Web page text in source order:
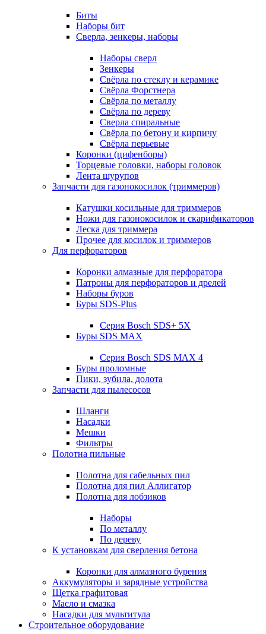
Биты
Наборы бит
Сверла, зенкеры, наборы
Наборы сверл
Зенкеры
Свёрла по стеклу и керамике
Свёрла Форстнера
Свёрла по металлу
Свёрла по дереву
Сверла спиральные
Свёрла по бетону и кирпичу
Свёрла перьевые
Коронки (цифенборы)
Торцевые головки, наборы головок
Лента шурупов
Запчасти для газонокосилок (триммеров)
Катушки косильные для триммеров
Ножи для газонокосилок и скарификаторов
Леска для триммера
Прочее для косилок и триммеров
Для перфораторов
Коронки алмазные для перфоратора
Патроны для перфораторов и дрелей
Наборы буров
Буры SDS-Plus
Серия Bosch SDS+ 5X
Буры SDS MAX
Серия Bosch SDS MAX 4
Буры проломные
Пики, зубила, долота
Запчасти для пылесосов
Шланги
Насадки
Мешки
Фильтры
Полотна пильные
Полотна для сабельных пил
Полотна для пил Аллигатор
Полотна для лобзиков
Наборы
По металлу
По дереву
К установкам для сверления бетона
Коронки для алмазного бурения
Аккумуляторы и зарядные устройства
Щетка графитовая
Масло и смазка
Насадки для мультитула
Строительное оборудование